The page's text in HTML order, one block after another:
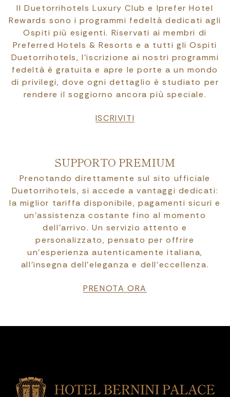
Il Duetorrihotels Luxury Club e Iprefer Hotel
Rewards sono i programmi fedeltà dedicati agli
Ospiti più esigenti. Riservati ai membri di
Preferred Hotels & Resorts e a tutti gli Ospiti
Duetorrihotels, l’iscrizione ai nostri programmi
fedeltà è gratuita e apre le porte a un mondo
di privilegi, dove ogni dettaglio è studiato per
rendere il soggiorno ancora più speciale.
ISCRIVITI
SUPPORTO PREMIUM
Prenotando direttamente sul sito ufficiale
Duetorrihotels, si accede a vantaggi dedicati:
la miglior tariffa disponibile, pagamenti sicuri e
un’assistenza costante fino al momento
dell’arrivo. Un servizio attento e
personalizzato, pensato per offrire
un’esperienza autenticamente italiana,
all’insegna dell’eleganza e dell’eccellenza.
PRENOTA ORA